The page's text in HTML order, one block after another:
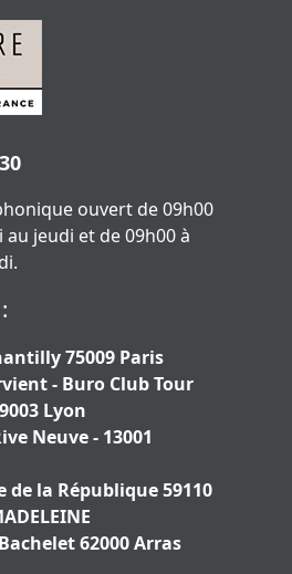
ouvert de 09h00
jeudi et de 09h00 à
75009 Paris
- Buro Club Tour
Lyon
Neuve - 13001
de la République 59110
62000 Arras